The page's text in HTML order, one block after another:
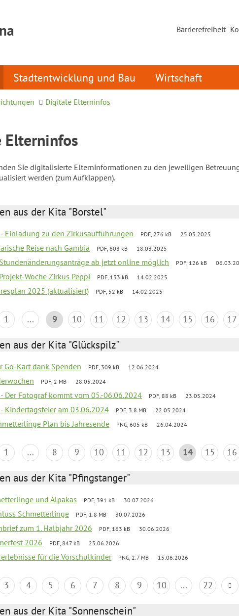
Barrierefreiheit
Stadtentwicklung und Bau Wirtschaft
Digitale Elterninfos
Sie digitalisierte Elterninformationen zu den jeweiligen
werden (zum Aufklappen).
aus der Kita "Borstel"
Einladung zu den Zirkusaufführungen PDF, 276 kB 25.03.2025
Reise nach Gambia PDF, 608 kB 18.03.2025
ab jetzt online möglich PDF, 126 kB
Woche Zirkus Peppi PDF, 133 kB 14.02.2025
2025 (aktualisiert) PDF, 52 kB 14.02.2025
1 ... 9 10 11 12 13 14 15 16 17
aus der Kita "Glückspilz"
Go-Kart dank Spenden PDF, 309 kB 12.06.2024
PDF, 2 MB 28.05.2024
Der Fotograf kommt vom 05.-06.06.2024 PDF, 88 kB 23.05.2024
Kindertagsfeier am 03.06.2024 PDF, 3.8 MB 22.05.2024
Plan bis Jahresende PNG, 605 kB 26.04.2024
1 ... 8 9 10 11 12 13 14 15 16
aus der Kita "Pfingstanger"
und Alpakas PDF, 391 kB 30.07.2026
Schmetterlinge PDF, 1.8 MB 30.07.2026
zum 1. Halbjahr 2026 PDF, 163 kB 30.06.2026
2026 PDF, 847 kB 23.06.2026
für die Vorschulkinder PNG, 2.7 MB 15.06.2026
3 4 5 6 7 8 9 10 ... 22
aus der Kita "Sonnenschein"